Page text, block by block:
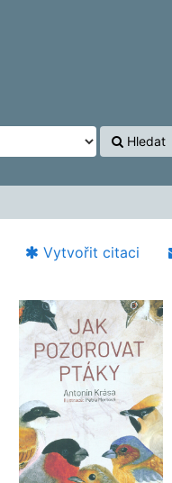
Hledat
Vytvořit citaci